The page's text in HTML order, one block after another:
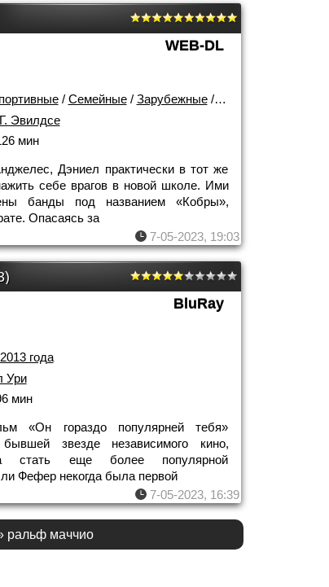
WEB-DL
/ Семейные/ Зарубежные/ Лучшие фильмы!
Эвилдсе
мин
Дэниел практически в тот же
себе врагов в новой школе. Ими
банды под названием «Кобры»,
Опасаясь за
7-05-2023, 19:03
BluRay
2013 года
Ури
мин
«Он гораздо популярней тебя»
звезде независимого кино,
стать еще более популярной
Фефер некогда была первой
7-05-2023, 16:39
ральф маччио